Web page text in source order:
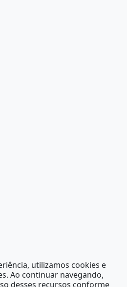
utilizamos cookies e
Ao continuar navegando,
desses recursos conforme